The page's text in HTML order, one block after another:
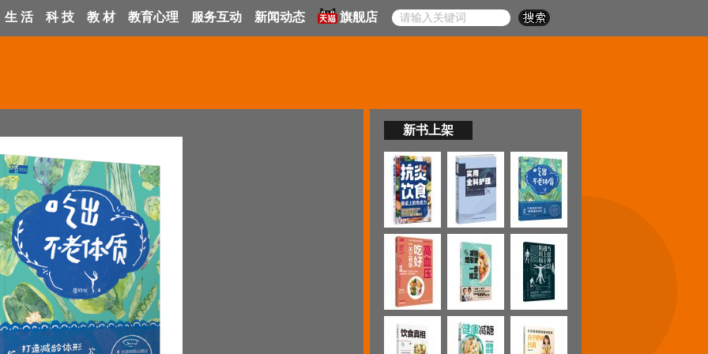
生 活 科 技 教 材 教育心理 服务互动 新闻动态 旗舰店
新书上架